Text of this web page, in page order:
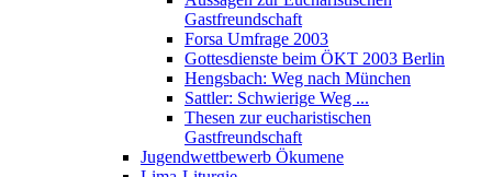
Gastfreundschaft
Forsa Umfrage 2003
Gottesdienste beim ÖKT 2003 Berlin
Hengsbach: Weg nach München
Sattler: Schwierige Weg ...
Thesen zur eucharistischen
Gastfreundschaft
Jugendwettbewerb Ökumene